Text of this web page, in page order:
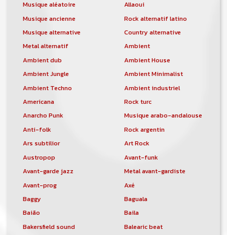
Musique aléatoire
Allaoui
Musique ancienne
Rock alternatif latino
Musique alternative
Country alternative
Metal alternatif
Ambient
Ambient dub
Ambient House
Ambient Jungle
Ambient Minimalist
Ambient Techno
Ambient industriel
Americana
Rock turc
Anarcho Punk
Musique arabo-andalouse
Anti-folk
Rock argentin
Ars subtilior
Art Rock
Austropop
Avant-funk
Avant-garde jazz
Metal avant-gardiste
Avant-prog
Axé
Baggy
Baguala
Baião
Baila
Bakersfield sound
Balearic beat